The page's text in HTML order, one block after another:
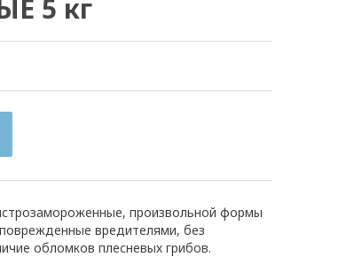
5 кг
произвольной формы
вредителями, без
обломков плесневых грибов.